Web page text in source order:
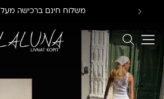
משלוח חינם ברכישה מעל 800 ₪
חיפוש באתר